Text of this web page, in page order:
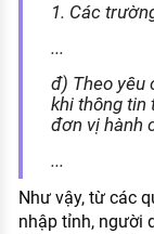
1. Các
...
đ) Theo yêu
khi thông tin
đơn vị hành
...
Như vậy, từ các
nhập tỉnh, người